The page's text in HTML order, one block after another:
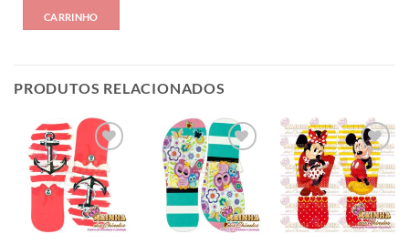
CARRINHO
PRODUTOS RELACIONADOS